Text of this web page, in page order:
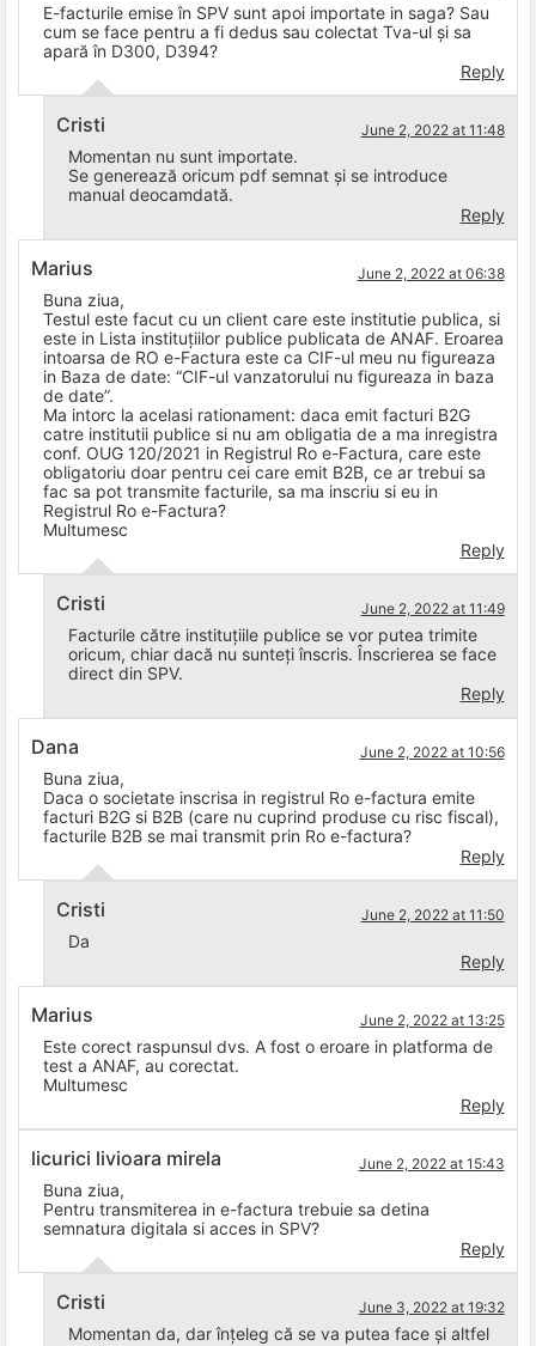
E-facturile emise în SPV sunt apoi importate in saga? Sau
cum se face pentru a fi dedus sau colectat Tva-ul și sa
apară în D300, D394?
Reply
Cristi June 2, 2022 at 11:48
Momentan nu sunt importate.
Se generează oricum pdf semnat și se introduce
manual deocamdată.
Reply
Marius June 2, 2022 at 06:38
Buna ziua,
Testul este facut cu un client care este institutie publica, si
este in Lista instituțiilor publice publicata de ANAF. Eroarea
intoarsa de RO e-Factura este ca CIF-ul meu nu figureaza
in Baza de date: “CIF-ul vanzatorului nu figureaza in baza
de date”.
Ma intorc la acelasi rationament: daca emit facturi B2G
catre institutii publice si nu am obligatia de a ma inregistra
conf. OUG 120/2021 in Registrul Ro e-Factura, care este
obligatoriu doar pentru cei care emit B2B, ce ar trebui sa
fac sa pot transmite facturile, sa ma inscriu si eu in
Registrul Ro e-Factura?
Multumesc
Reply
Cristi June 2, 2022 at 11:49
Facturile către instituțiile publice se vor putea trimite
oricum, chiar dacă nu sunteți înscris. Înscrierea se face
direct din SPV.
Reply
Dana June 2, 2022 at 10:56
Buna ziua,
Daca o societate inscrisa in registrul Ro e-factura emite
facturi B2G si B2B (care nu cuprind produse cu risc fiscal),
facturile B2B se mai transmit prin Ro e-factura?
Reply
Cristi June 2, 2022 at 11:50
Da
Reply
Marius June 2, 2022 at 13:25
Este corect raspunsul dvs. A fost o eroare in platforma de
test a ANAF, au corectat.
Multumesc
Reply
licurici livioara mirela June 2, 2022 at 15:43
Buna ziua,
Pentru transmiterea in e-factura trebuie sa detina
semnatura digitala si acces in SPV?
Reply
Cristi June 3, 2022 at 19:32
Momentan da, dar înțeleg că se va putea face și altfel